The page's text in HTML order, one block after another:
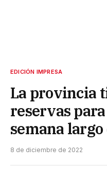
EDICIÓN IMPRESA
La provincia
reservas
semana largo
8 de diciembre de 2022